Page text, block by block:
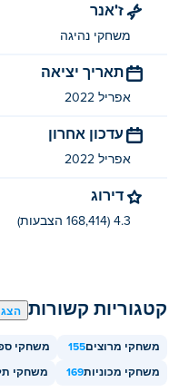
ז'אנר
משחקי נהיגה
תאריך יציאה
אפריל 2022
עדכון אחרון
אפריל 2022
דירוג
4.3 (168,414 הצבעות)
קטגוריות קשורות הצג
משחקי מרוצים155 משחקי
משחקי מכוניות169 משחקי